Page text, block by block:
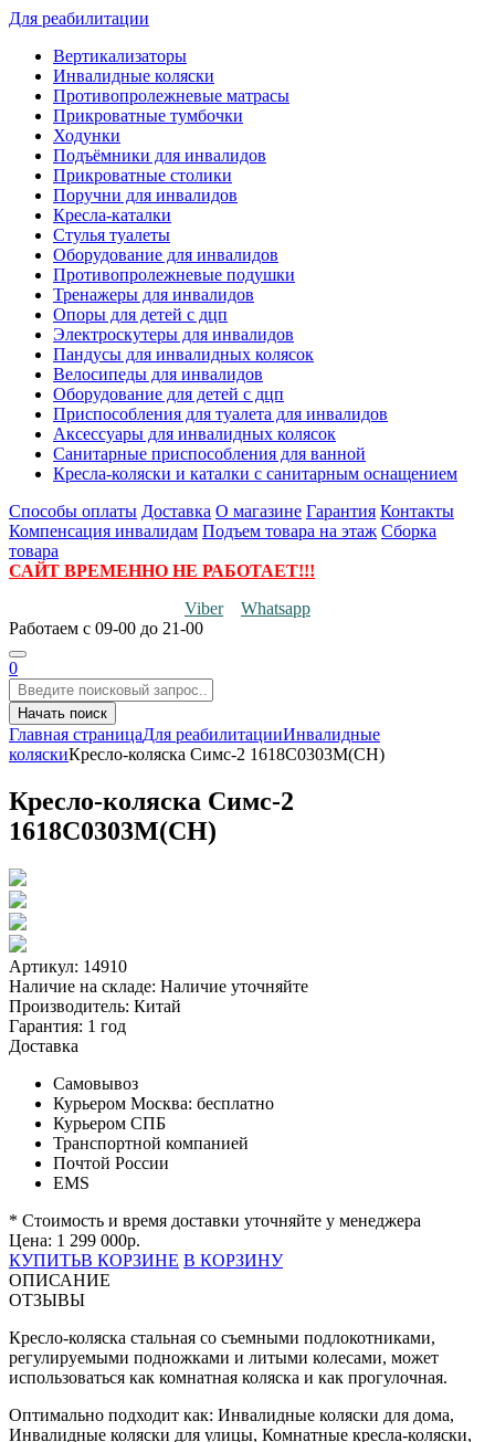
Для реабилитации
Вертикализаторы
Инвалидные коляски
Противопролежневые матрасы
Прикроватные тумбочки
Ходунки
Подъёмники для инвалидов
Прикроватные столики
Поручни для инвалидов
Кресла-каталки
Стулья туалеты
Оборудование для инвалидов
Противопролежневые подушки
Тренажеры для инвалидов
Опоры для детей с дцп
Электроскутеры для инвалидов
Пандусы для инвалидных колясок
Велосипеды для инвалидов
Оборудование для детей с дцп
Приспособления для туалета для инвалидов
Аксессуары для инвалидных колясок
Санитарные приспособления для ванной
Кресла-коляски и каталки с санитарным оснащением
Способы оплаты Доставка О магазине Гарантия Контакты
Компенсация инвалидам Подъем товара на этаж Сборка
товара
САЙТ ВРЕМЕННО НЕ РАБОТАЕТ!!!
Viber
Whatsapp
Работаем с 09-00 до 21-00
0
Начать поиск
Главная страницаДля реабилитацииИнвалидные
коляскиКресло-коляска Симс-2 1618С0303М(СН)
Кресло-коляска Симс-2
1618С0303М(СН)
Артикул: 14910
Наличие на складе: Наличие уточняйте
Производитель: Китай
Гарантия: 1 год
Доставка
Самовывоз
Курьером Москва: бесплатно
Курьером СПБ
Транспортной компанией
Почтой России
EMS
* Стоимость и время доставки уточняйте у менеджера
Цена: 1 299 000р.
КУПИТЬВ КОРЗИНЕ В КОРЗИНУ
ОПИСАНИЕ
ОТЗЫВЫ
Кресло-коляска стальная со съемными подлокотниками,
регулируемыми подножками и литыми колесами, может
использоваться как комнатная коляска и как прогулочная.
Оптимально подходит как: Инвалидные коляски для дома,
Инвалидные коляски для улицы, Комнатные кресла-коляски,